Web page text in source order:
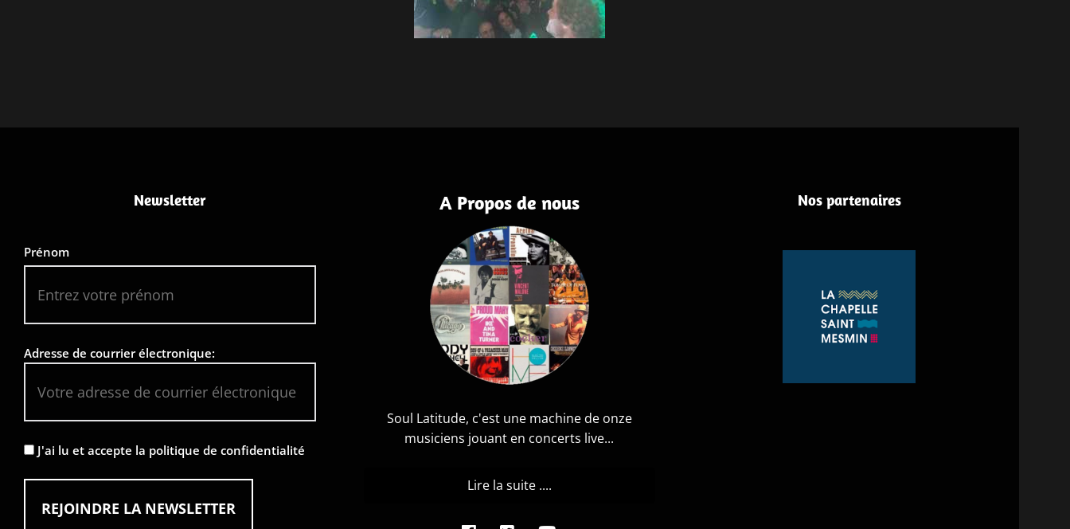
Newsletter
Prénom
Adresse de courrier électronique:
J'ai lu et accepte la politique de confidentialité
A Propos de nous
Soul Latitude, c'est une machine de onze
musiciens jouant en concerts live...
Lire la suite ....
Nos partenaires